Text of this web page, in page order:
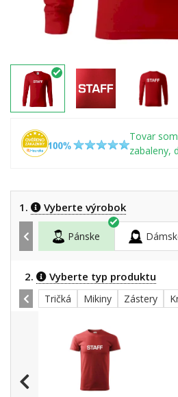
Tovar
zabaleny,
1. Vyberte výrobok
Pánske
2. Vyberte typ produktu
Tričká Mikiny Zástery